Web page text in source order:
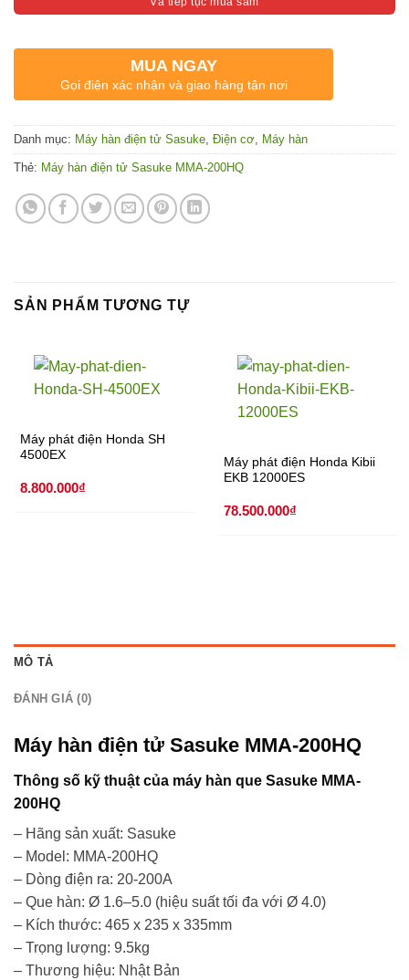
MUA NGAY
Gọi điện xác nhận và giao hàng tận nơi
Danh mục: Máy hàn điện tử Sasuke, Điện cơ, Máy hàn
Thẻ: Máy hàn điện tử Sasuke MMA-200HQ
SẢN PHẨM TƯƠNG TỰ
Máy phát điện Honda SH
4500EX
8.800.000₫
Máy phát điện Honda Kibii
EKB 12000ES
78.500.000₫
MÔ TẢ
ĐÁNH GIÁ (0)
Máy hàn điện tử Sasuke MMA-200HQ
Thông số kỹ thuật của máy hàn que Sasuke MMA-
200HQ
– Hãng sản xuất: Sasuke
– Model: MMA-200HQ
– Dòng điện ra: 20-200A
– Que hàn: Ø 1.6–5.0 (hiệu suất tối đa với Ø 4.0)
– Kích thước: 465 x 235 x 335mm
– Trọng lượng: 9.5kg
– Thương hiệu: Nhật Bản